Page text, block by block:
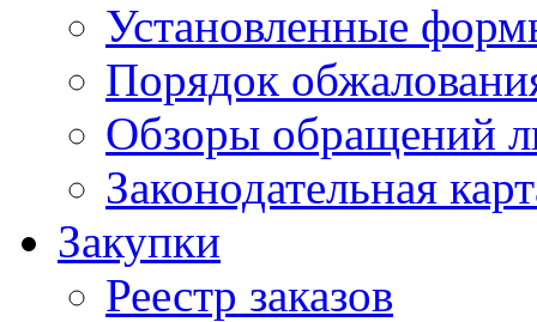
Установленные
Порядок
Обзоры обращений
Законодательная
Закупки
Реестр заказов